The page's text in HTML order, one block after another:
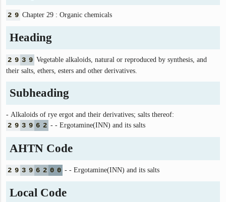
2 9 Chapter 29 : Organic chemicals
Heading
2 9 3 9 Vegetable alkaloids, natural or reproduced by synthesis, and
their salts, ethers, esters and other derivatives.
Subheading
- Alkaloids of rye ergot and their derivatives; salts thereof:
2 9 3 9 6 2 - - Ergotamine(INN) and its salts
AHTN Code
2 9 3 9 6 2 0 0 - - Ergotamine(INN) and its salts
Local Code